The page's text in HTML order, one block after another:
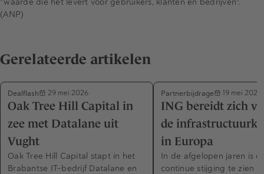
(ANP)
Gerelateerde artikelen
Dealflash 29 mei 2026
Oak Tree Hill Capital in
zee met Datalane uit
Vught
Oak Tree Hill Capital stapt in het
Brabantse IT-bedrijf Datalane en
Partnerbijdrage 19 mei 2026
ING bereidt zich
de
in Europa
In de afgelopen jaren is
continue stijging te zien in